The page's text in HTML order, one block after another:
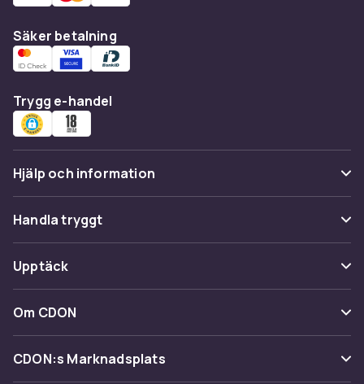
Säker betalning
Trygg e-handel
Hjälp och information
Vanliga frågor
Spåra paket
Ångra & Returnera här
Kundservice
Handla tryggt
Betalning
Leverans
Återkallelser
Upptäck
Kategorier
Varumärken
Om CDON
Om oss
CDON:s Marknadsplats